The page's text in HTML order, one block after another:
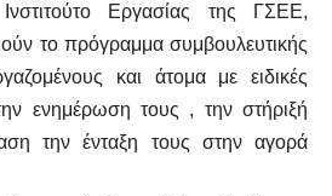
Εργασίας της ΓΣΕΕ,
το πρόγραμμα συμβουλευτικής
και άτομα με ειδικές
ενημέρωση τους , την στήριξή
την ένταξη τους στην αγορά